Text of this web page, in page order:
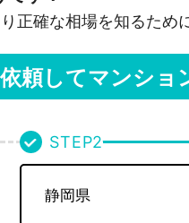
正確な相場を知るた
頼してマンショ
STEP2